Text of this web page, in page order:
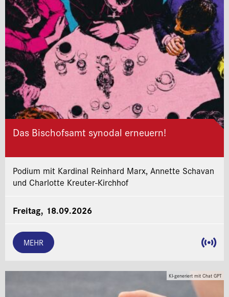
Das Bischofsamt synodal erneuern!
Podium mit Kardinal Reinhard Marx, Annette Schavan
und Charlotte Kreuter-Kirchhof
Freitag, 18.09.2026
MEHR
KI-generiert mit Chat GPT